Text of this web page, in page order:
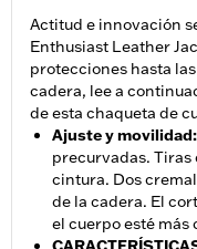
Actitud e innovación
Enthusiast Leather
protecciones hasta
cadera, lee a
de esta chaqueta de
Ajuste y movilidad:
precurvadas. Tiras
cintura. Dos
de la cadera. El
el cuerpo esté más